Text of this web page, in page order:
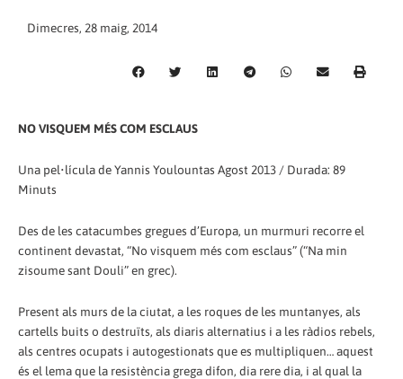
Dimecres, 28 maig, 2014
NO VISQUEM MÉS COM ESCLAUS
Una pel•lícula de Yannis Youlountas Agost 2013 / Durada: 89
Minuts
Des de les catacumbes gregues d’Europa, un murmuri recorre el
continent devastat, “No visquem més com esclaus” (“Na min
zisoume sant Douli” en grec).
Present als murs de la ciutat, a les roques de les muntanyes, als
cartells buits o destruïts, als diaris alternatius i a les ràdios rebels,
als centres ocupats i autogestionats que es multipliquen… aquest
és el lema que la resistència grega difon, dia rere dia, i al qual la